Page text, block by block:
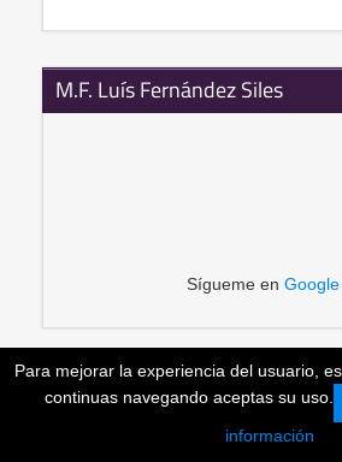
M.F. Luís Fernández Siles
Sígueme en Google
Copyright © 2026 Entrenador de
Reserved.
SmartAddons.Com
Para mejorar la experiencia del usuario,
continuas navegando aceptas su uso.
información